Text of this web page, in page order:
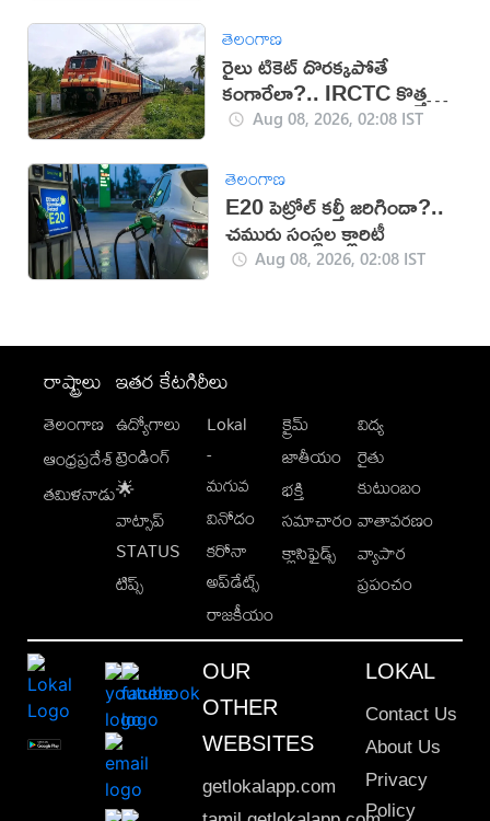
తెలంగాణ
రైలు టికెట్ దొరక్కపోతే
కంగారేలా?.. IRCTC కొత్త
సదుపాయంతో టెన్షన్‌కు చెక్
Aug 08, 2026, 02:08 IST
తెలంగాణ
E20 పెట్రోల్ కల్తీ జరిగిందా?..
చమురు సంస్థల క్లారిటీ
Aug 08, 2026, 02:08 IST
రాష్ట్రాలు
తెలంగాణ
ఆంధ్రప్రదేశ్
తమిళనాడు
ఇతర కేటగిరీలు
ఉద్యోగాలు
ట్రెండింగ్
🌟
వాట్సాప్
STATUS
టిప్స్
Lokal
-
మగువ
వినోదం
కరోనా
అప్‌డేట్స్
రాజకీయం
క్రైమ్
జాతీయం
భక్తి
సమాచారం
క్లాసిఫైడ్స్
విద్య
రైతు
కుటుంబం
వాతావరణం
వ్యాపార
ప్రపంచం
OUR
OTHER
WEBSITES
getlokalapp.com
LOKAL
Contact Us
About Us
Privacy
Policy